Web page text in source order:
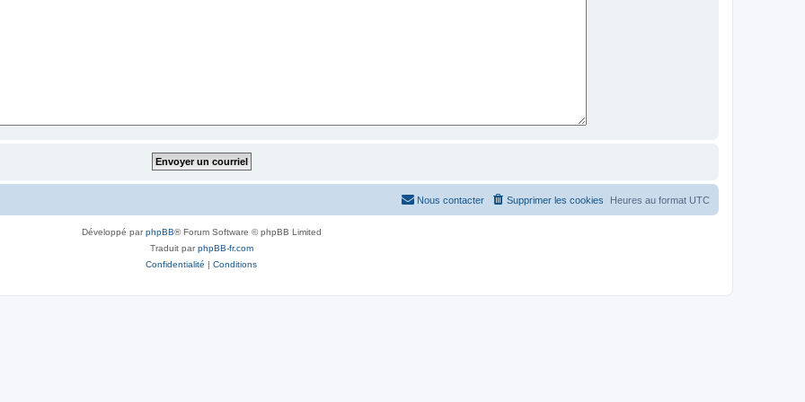
Heures au format UTC
Supprimer les cookies
Nous contacter
Développé parphpBB® Forum Software © phpBB Limited
Traduit parphpBB-fr.com
Confidentialité | Conditions